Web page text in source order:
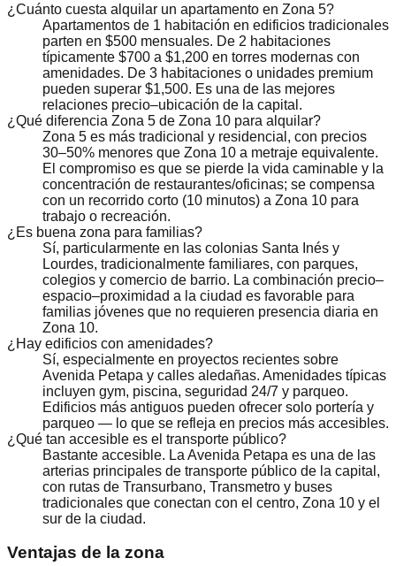
¿Cuánto cuesta alquilar un apartamento en Zona 5?
Apartamentos de 1 habitación en edificios tradicionales
parten en $500 mensuales. De 2 habitaciones
típicamente $700 a $1,200 en torres modernas con
amenidades. De 3 habitaciones o unidades premium
pueden superar $1,500. Es una de las mejores
relaciones precio–ubicación de la capital.
¿Qué diferencia Zona 5 de Zona 10 para alquilar?
Zona 5 es más tradicional y residencial, con precios
30–50% menores que Zona 10 a metraje equivalente.
El compromiso es que se pierde la vida caminable y la
concentración de restaurantes/oficinas; se compensa
con un recorrido corto (10 minutos) a Zona 10 para
trabajo o recreación.
¿Es buena zona para familias?
Sí, particularmente en las colonias Santa Inés y
Lourdes, tradicionalmente familiares, con parques,
colegios y comercio de barrio. La combinación precio–
espacio–proximidad a la ciudad es favorable para
familias jóvenes que no requieren presencia diaria en
Zona 10.
¿Hay edificios con amenidades?
Sí, especialmente en proyectos recientes sobre
Avenida Petapa y calles aledañas. Amenidades típicas
incluyen gym, piscina, seguridad 24/7 y parqueo.
Edificios más antiguos pueden ofrecer solo portería y
parqueo — lo que se refleja en precios más accesibles.
¿Qué tan accesible es el transporte público?
Bastante accesible. La Avenida Petapa es una de las
arterias principales de transporte público de la capital,
con rutas de Transurbano, Transmetro y buses
tradicionales que conectan con el centro, Zona 10 y el
sur de la ciudad.
Ventajas de la zona